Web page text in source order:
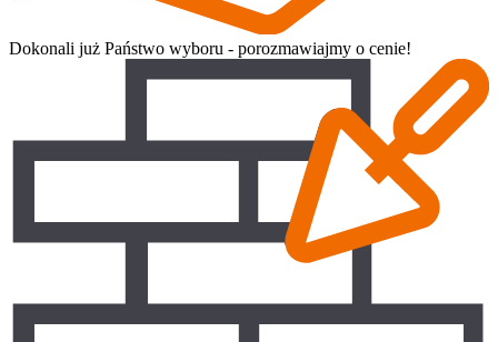
Dokonali już Państwo wyboru - porozmawiajmy o cenie!